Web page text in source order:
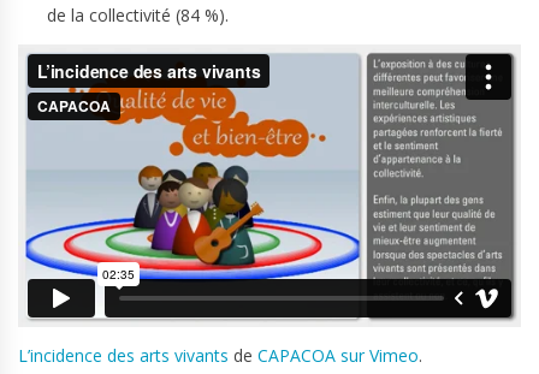
de la collectivité (84 %).
L’incidence des arts vivants de CAPACOA sur Vimeo.